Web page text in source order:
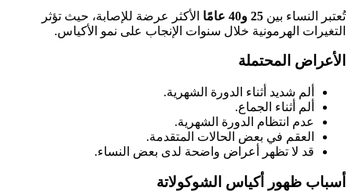
تُعتبر النساء بين 25 و40 عامًا
الأكثر عرضة للإصابة، حيث تؤثر
التغيرات الهرمونية خلال سنوات الإنجاب على نمو الأكياس.
الأعراض المحتملة
ألم شديد أثناء الدورة الشهرية.
ألم أثناء الجماع.
عدم انتظام الدورة الشهرية.
العقم في بعض الحالات المتقدمة.
قد لا تظهر أعراض واضحة لدى بعض النساء.
أسباب ظهور أكياس الشوكولاتة